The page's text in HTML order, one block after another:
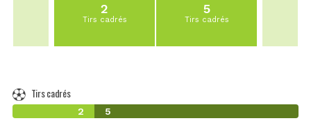
2
Tirs cadrés
5
Tirs cadrés
Tirs cadrés
2 5